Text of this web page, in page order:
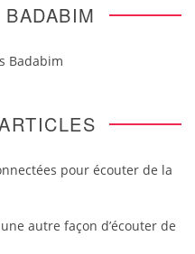
Badabim
pour écouter de la
autre façon d’écouter de